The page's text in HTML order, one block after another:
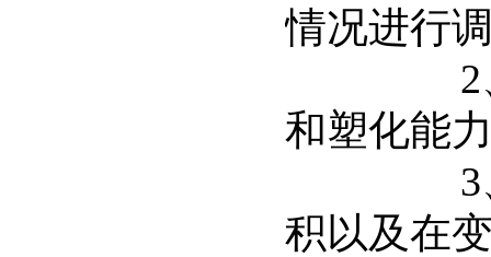
情况进行
2、改
和塑化能
3、降
积以及在